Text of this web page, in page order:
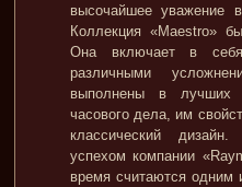
высочайшее уважение
Коллекция «Maestro»
Она включает в
различными
выполнены в лучших
часового дела, им
классический
успехом компании
время считаются одним